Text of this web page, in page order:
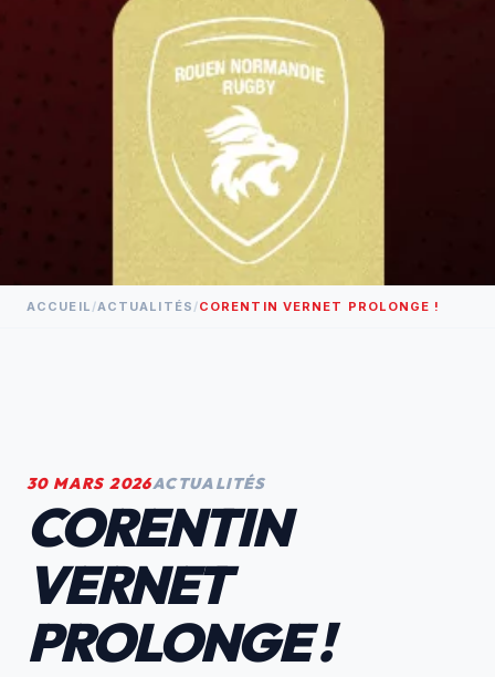
ACCUEIL /ACTUALITÉS /CORENTIN VERNET PROLONGE !
30 MARS 2026ACTUALITÉS
CORENTIN
VERNET
PROLONGE !